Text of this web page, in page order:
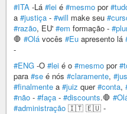
#ITA -Lá #lei é #mesmo por
a #justiça - #will make seu
#razão, EU' #em formação -
🛑 #Olá vocês #Eu apresento lá
-
#ENG -O #lei é o #mesmo por
para #se é nós #claramente,
#finalmente a #juiz quer#conta,
#não - #faça - #discounts.🛑
#administração 🇮🇹 🇪🇺 -